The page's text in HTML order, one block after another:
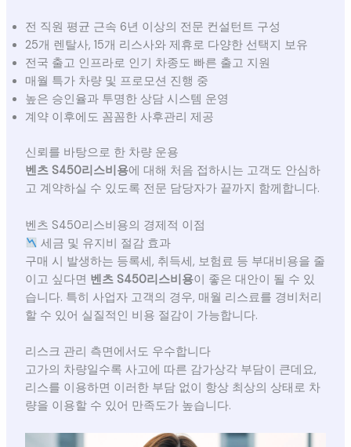
전 직원 평균 근속 6년 이상의 전문 컨설턴트 구성
25개 렌탈사, 15개 리스사와 제휴로 다양한 선택지 보유
전국 출고 인프라로 인기 차종도 빠른 출고 지원
매월 특가 차량 및 프로모션 진행 중
높은 승인율과 투명한 상담 시스템 운영
계약 이후에도 꼼꼼한 사후관리 제공
신뢰를 바탕으로 한 차량 운용
벤츠 S450리스비용에 대해 처음 접하시는 고객도 안심하
고 계약하실 수 있도록 전문 담당자가 끝까지 함께합니다.
벤츠 S450리스비용의 경제적 이점
세금 및 유지비 절감 효과
구매 시 발생하는 등록세, 취득세, 보험료 등 부대비용을 줄
이고 싶다면 벤츠 S450리스비용이 좋은 대안이 될 수 있
습니다. 특히 사업자 고객의 경우, 매월 리스료를 경비처리
할 수 있어 실질적인 비용 절감이 가능합니다.
리스크 관리 측면에서도 우수합니다
고가의 차량일수록 사고에 따른 감가상각 부담이 큰데요,
리스를 이용하면 이러한 부담 없이 항상 최상의 상태로 차
량을 이용할 수 있어 만족도가 높습니다.